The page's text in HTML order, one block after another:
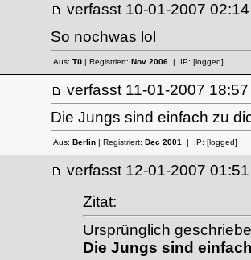
verfasst 10-01-2007
So nochwas lol
Aus: Tü| Registriert: Nov 2006| IP: [logged]
verfasst 11-01-2007
Die Jungs sind einfach zu
Aus: Berlin| Registriert: Dec 2001| IP: [logged]
verfasst 12-01-2007
Zitat:
Ursprünglich
Die Jungs sind